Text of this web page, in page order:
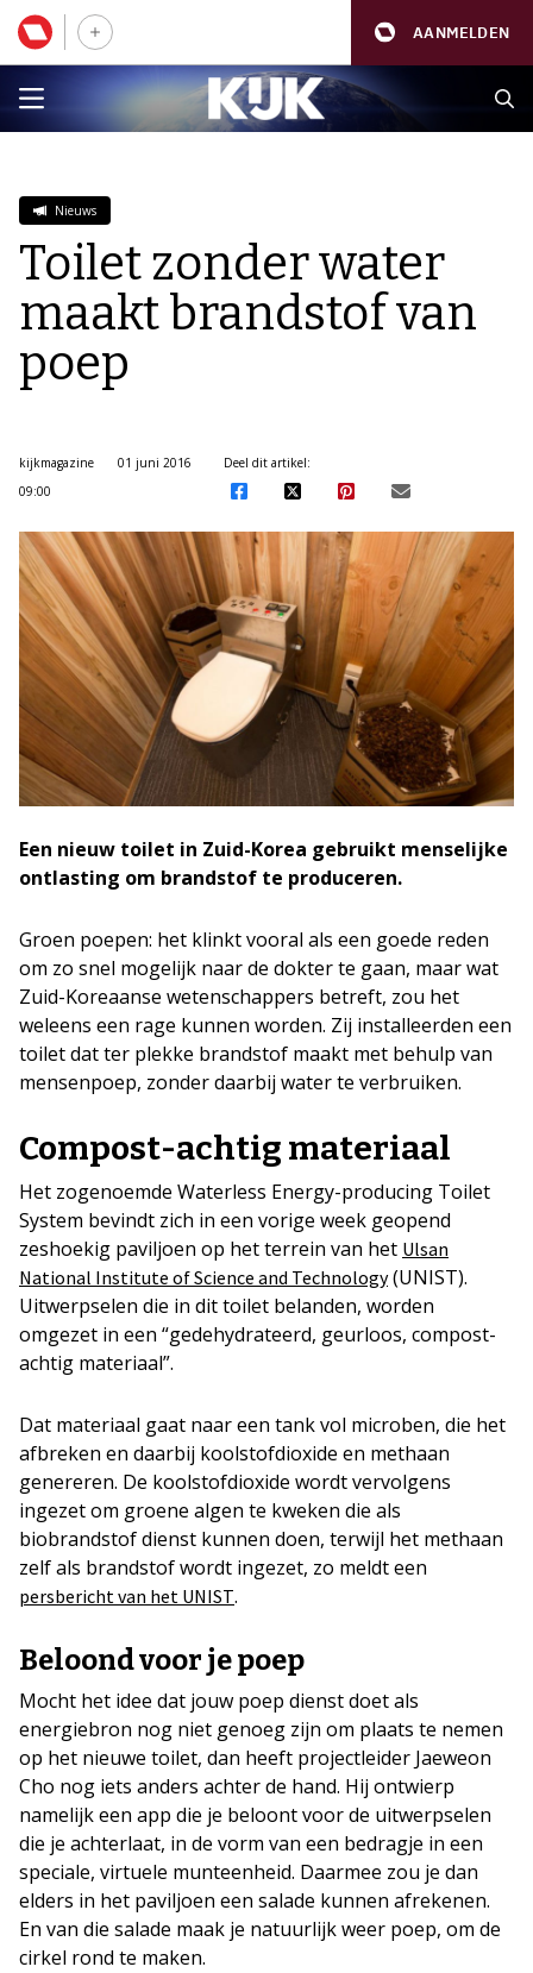
AANMELDEN
Nieuws
Toilet zonder water
maakt brandstof van
poep
kijkmagazine
01 juni 2016
09:00
Deel dit artikel:
Een nieuw toilet in Zuid-Korea gebruikt menselijke
ontlasting om brandstof te produceren.
Groen poepen: het klinkt vooral als een goede reden
om zo snel mogelijk naar de dokter te gaan, maar wat
Zuid-Koreaanse wetenschappers betreft, zou het
weleens een rage kunnen worden. Zij installeerden een
toilet dat ter plekke brandstof maakt met behulp van
mensenpoep, zonder daarbij water te verbruiken.
Compost-achtig materiaal
Het zogenoemde Waterless Energy-producing Toilet
System bevindt zich in een vorige week geopend
zeshoekig paviljoen op het terrein van het Ulsan
National Institute of Science and Technology(UNIST).
Uitwerpselen die in dit toilet belanden, worden
omgezet in een “gedehydrateerd, geurloos, compost-
achtig materiaal”.
Dat materiaal gaat naar een tank vol microben, die het
afbreken en daarbij koolstofdioxide en methaan
genereren. De koolstofdioxide wordt vervolgens
ingezet om groene algen te kweken die als
biobrandstof dienst kunnen doen, terwijl het methaan
zelf als brandstof wordt ingezet, zo meldt een
persbericht van het UNIST.
Beloond voor je poep
Mocht het idee dat jouw poep dienst doet als
energiebron nog niet genoeg zijn om plaats te nemen
op het nieuwe toilet, dan heeft projectleider Jaeweon
Cho nog iets anders achter de hand. Hij ontwierp
namelijk een app die je beloont voor de uitwerpselen
die je achterlaat, in de vorm van een bedragje in een
speciale, virtuele munteenheid. Daarmee zou je dan
elders in het paviljoen een salade kunnen afrekenen.
En van die salade maak je natuurlijk weer poep, om de
cirkel rond te maken.